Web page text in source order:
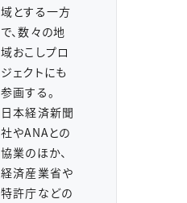
域とする一方
で、数々の地
域おこしプロ
ジェクトにも
参画する。
日本経済新聞
社やANAとの
協業のほか、
経済産業省や
特許庁などの